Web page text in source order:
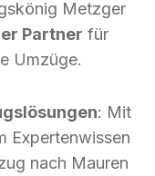
Metzger
Partner für
Umzüge.
: Mit
Expertenwissen
nach Mauren